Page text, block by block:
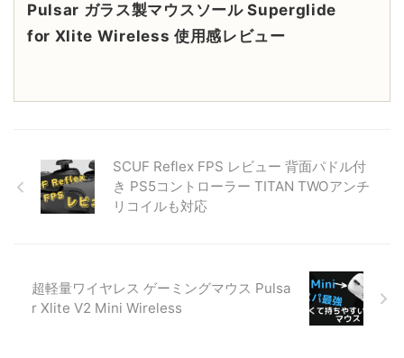
Pulsar ガラス製マウスソール Superglide
for Xlite Wireless 使用感レビュー
SCUF Reflex FPS レビュー 背面パドル付
き PS5コントローラー TITAN TWOアンチ
リコイルも対応
超軽量ワイヤレス ゲーミングマウス Pulsa
r Xlite V2 Mini Wireless